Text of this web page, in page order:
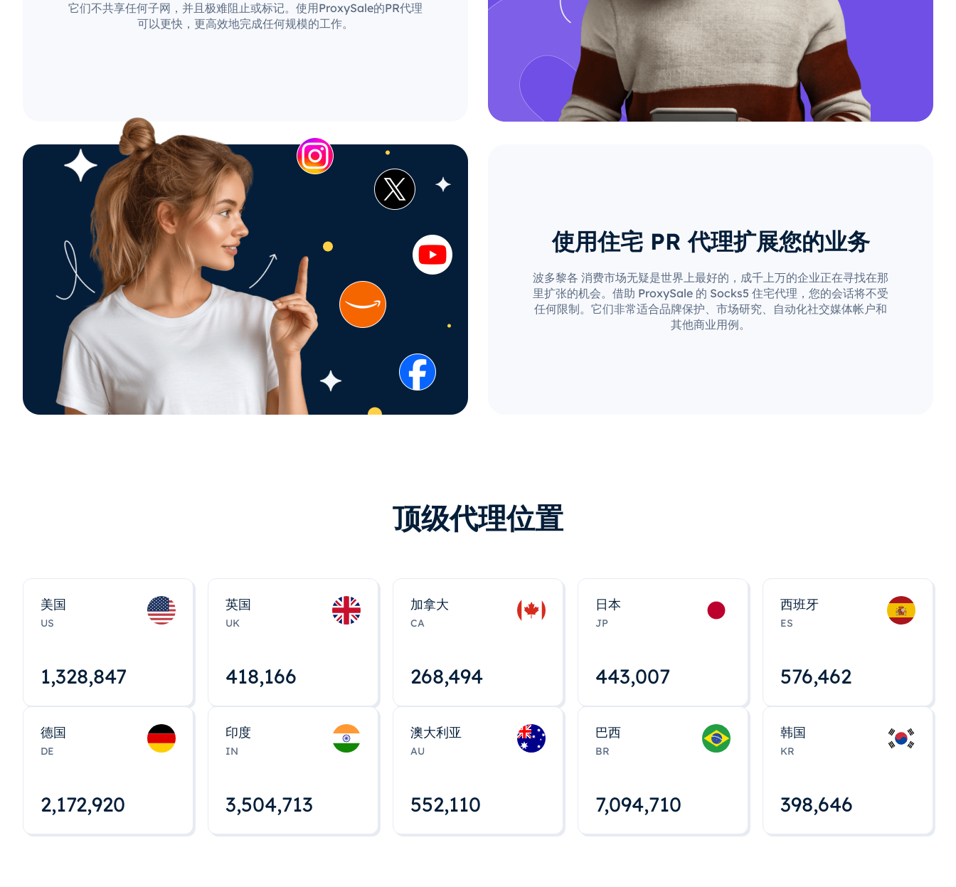
它们不共享任何子网，并且极难阻止或标记。使用ProxySale的PR代理
可以更快，更高效地完成任何规模的工作。
使用住宅 PR 代理扩展您的业务
波多黎各 消费市场无疑是世界上最好的，成千上万的企业正在寻找在那
里扩张的机会。借助 ProxySale 的 Socks5 住宅代理，您的会话将不受
任何限制。它们非常适合品牌保护、市场研究、自动化社交媒体帐户和
其他商业用例。
顶级代理位置
美国
US
1,328,848
英国
UK
418,167
加拿大
CA
268,495
日本
JP
443,008
西班牙
ES
576,463
德国
DE
2,172,922
印度
IN
3,504,715
澳大利亚
AU
552,112
巴西
BR
7,094,712
韩国
KR
398,648